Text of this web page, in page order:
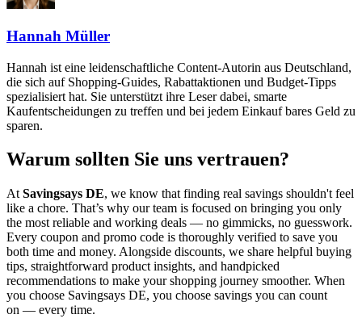
Hannah Müller
Hannah ist eine leidenschaftliche Content-Autorin aus Deutschland,
die sich auf Shopping-Guides, Rabattaktionen und Budget-Tipps
spezialisiert hat. Sie unterstützt ihre Leser dabei, smarte
Kaufentscheidungen zu treffen und bei jedem Einkauf bares Geld zu
sparen.
Warum sollten Sie uns vertrauen?
At Savingsays DE, we know that finding real savings shouldn't feel
like a chore. That’s why our team is focused on bringing you only
the most reliable and working deals — no gimmicks, no guesswork.
Every coupon and promo code is thoroughly verified to save you
both time and money. Alongside discounts, we share helpful buying
tips, straightforward product insights, and handpicked
recommendations to make your shopping journey smoother. When
you choose Savingsays DE, you choose savings you can count
on — every time.